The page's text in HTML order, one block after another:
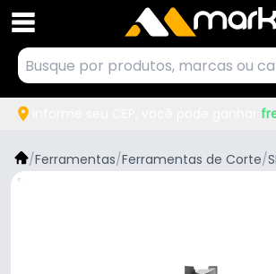
/Ferramentas/Ferramentas de Corte/